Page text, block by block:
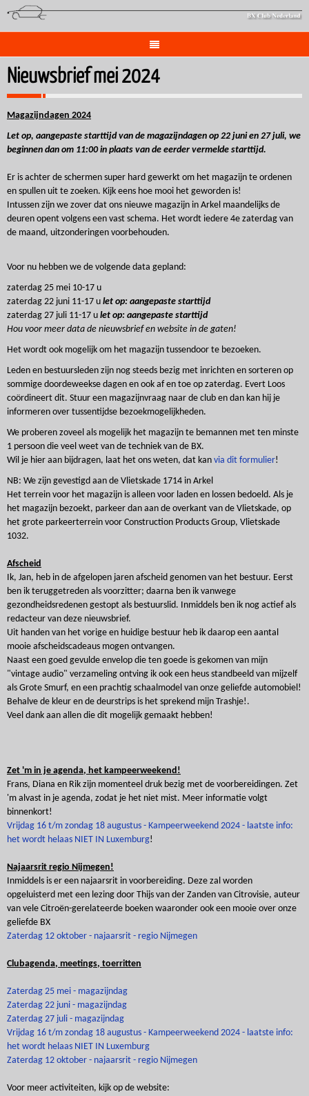
Nieuwsbrief mei 2024
Magazijndagen 2024
Let op, aangepaste starttijd van de magazijndagen op 22 juni en 27 juli, we
beginnen dan om 11:00 in plaats van de eerder vermelde starttijd.
Er is achter de schermen super hard gewerkt om het magazijn te ordenen
en spullen uit te zoeken. Kijk eens hoe mooi het geworden is!
Intussen zijn we zover dat ons nieuwe magazijn in Arkel maandelijks de
deuren opent volgens een vast schema. Het wordt iedere 4e zaterdag van
de maand, uitzonderingen voorbehouden.
Voor nu hebben we de volgende data gepland:
zaterdag 25 mei 10-17 u
zaterdag 22 juni 11-17 u let op: aangepaste starttijd
zaterdag 27 juli 11-17 u let op: aangepaste starttijd
Hou voor meer data de nieuwsbrief en website in de gaten!
Het wordt ook mogelijk om het magazijn tussendoor te bezoeken.
Leden en bestuursleden zijn nog steeds bezig met inrichten en sorteren op
sommige doordeweekse dagen en ook af en toe op zaterdag. Evert Loos
coördineert dit. Stuur een magazijnvraag naar de club en dan kan hij je
informeren over tussentijdse bezoekmogelijkheden.
We proberen zoveel als mogelijk het magazijn te bemannen met ten minste
1 persoon die veel weet van de techniek van de BX.
Wil je hier aan bijdragen, laat het ons weten, dat kan via dit formulier!
NB: We zijn gevestigd aan de Vlietskade 1714 in Arkel
Het terrein voor het magazijn is alleen voor laden en lossen bedoeld. Als je
het magazijn bezoekt, parkeer dan aan de overkant van de Vlietskade, op
het grote parkeerterrein voor Construction Products Group, Vlietskade
1032.
Afscheid
Ik, Jan, heb in de afgelopen jaren afscheid genomen van het bestuur. Eerst
ben ik teruggetreden als voorzitter; daarna ben ik vanwege
gezondheidsredenen gestopt als bestuurslid. Inmiddels ben ik nog actief als
redacteur van deze nieuwsbrief.
Uit handen van het vorige en huidige bestuur heb ik daarop een aantal
mooie afscheidscadeaus mogen ontvangen.
Naast een goed gevulde envelop die ten goede is gekomen van mijn
"vintage audio" verzameling ontving ik ook een heus standbeeld van mijzelf
als Grote Smurf, en een prachtig schaalmodel van onze geliefde automobiel!
Behalve de kleur en de deurstrips is het sprekend mijn Trashje!.
Veel dank aan allen die dit mogelijk gemaakt hebben!
Zet 'm in je agenda, het kampeerweekend!
Frans, Diana en Rik zijn momenteel druk bezig met de voorbereidingen. Zet
'm alvast in je agenda, zodat je het niet mist. Meer informatie volgt
binnenkort!
Vrijdag 16 t/m zondag 18 augustus - Kampeerweekend 2024 - laatste info:
het wordt helaas NIET IN Luxemburg!
Najaarsrit regio Nijmegen!
Inmiddels is er een najaarsrit in voorbereiding. Deze zal worden
opgeluisterd met een lezing door Thijs van der Zanden van Citrovisie, auteur
van vele Citroën-gerelateerde boeken waaronder ook een mooie over onze
geliefde BX
Zaterdag 12 oktober - najaarsrit - regio Nijmegen
Clubagenda, meetings, toerritten
Zaterdag 25 mei - magazijndag
Zaterdag 22 juni - magazijndag
Zaterdag 27 juli - magazijndag
Vrijdag 16 t/m zondag 18 augustus - Kampeerweekend 2024 - laatste info:
het wordt helaas NIET IN Luxemburg
Zaterdag 12 oktober - najaarsrit - regio Nijmegen
Voor meer activiteiten, kijk op de website: